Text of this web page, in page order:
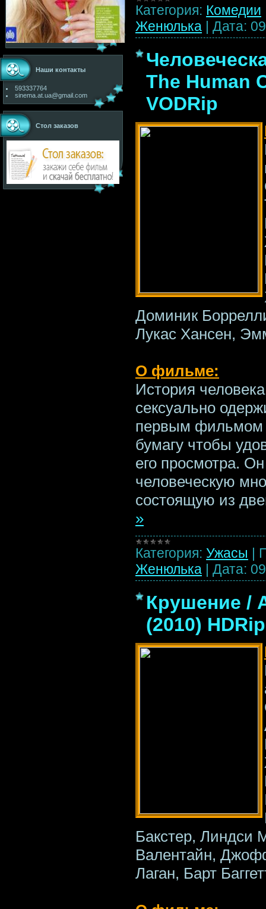
Наши контакты
593337764
sinema.at.ua@gmail.com
Стол заказов
Категория: Комедии
Женюлька | Дата:
The Human
VODRip
Доминик
Лукас Хансен,
О фильме:
История
сексуально
первым фильмом
бумагу чтобы
его просмотра.
человеческую
состоящую из
»
Категория: Ужасы |
Женюлька | Дата:
Крушение /
(2010) HDRip
Бакстер, Линдси
Валентайн,
Лаган, Барт